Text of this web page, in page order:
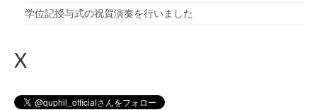
学位記授与式の祝賀演奏を行いました
X